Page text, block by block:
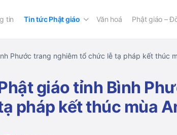
tin Tin tức Phật giáo Văn hoá Phật giáo –
Phước trang nghiêm tổ chức lễ tạ pháp kết thúc
giáo tỉnh Bình
pháp kết thúc mùa